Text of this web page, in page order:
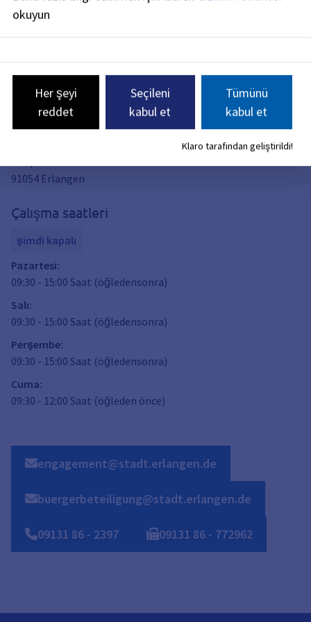
İletişim
Vatandaş Katılımı ve Gönüllülük Ofisi
91054 Erlangen
Çalışma saatleri
şimdi kapalı
Pazartesi:
09:30 - 15:00 Saat (öğledensonra)
Salı:
09:30 - 15:00 Saat (öğledensonra)
Perşembe:
09:30 - 15:00 Saat (öğledensonra)
Cuma:
09:30 - 12:00 Saat (öğleden önce)
engagement@stadt.erlangen.de
buergerbeteiligung@stadt.erlangen.de
09131 86 - 2397 09131 86 - 772962
okuyun
Her şeyi
reddet
Seçileni
kabul et
Tümünü
kabul et
Klaro tarafından geliştirildi!